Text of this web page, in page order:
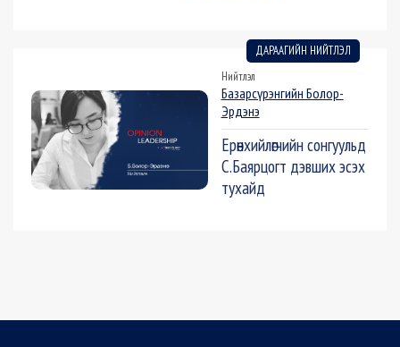
ДАРААГИЙН НИЙТЛЭЛ
Нийтлэл
Базарсүрэнгийн Болор-
Эрдэнэ
Ерөнхийлөгчийн сонгуульд
С.Баярцогт дэвших эсэх
тухайд